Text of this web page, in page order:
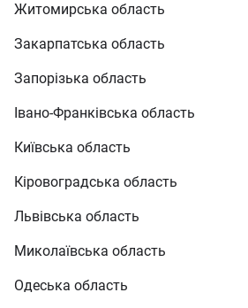
Житомирська область
Закарпатська область
Запорізька область
Івано-Франківська область
Київська область
Кіровоградська область
Львівська область
Миколаївська область
Одеська область